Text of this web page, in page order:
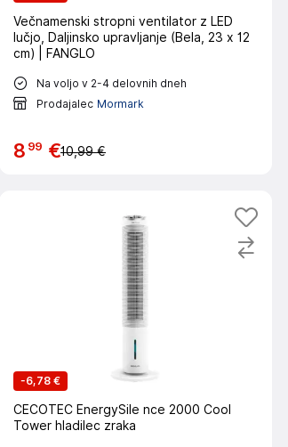
Večnamenski stropni ventilator z LED
lučjo, Daljinsko upravljanje (Bela, 23 x 12
cm) | FANGLO
Na voljo v 2-4 delovnih dneh
Prodajalec Mormark
8 99 €10,99 €
-6,78 €
CECOTEC EnergySile nce 2000 Cool
Tower hladilec zraka